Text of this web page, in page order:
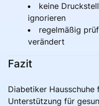
keine
ignorieren
regelmäßig
verändert
Fazit
Diabetiker
Unterstützung für